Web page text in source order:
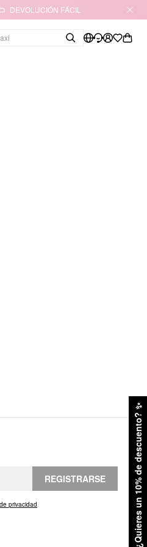
DEVOLUCIÓN FÁCIL
¿Quieres un 10% de descuento?
✨
REGISTRARSE
privacidad.